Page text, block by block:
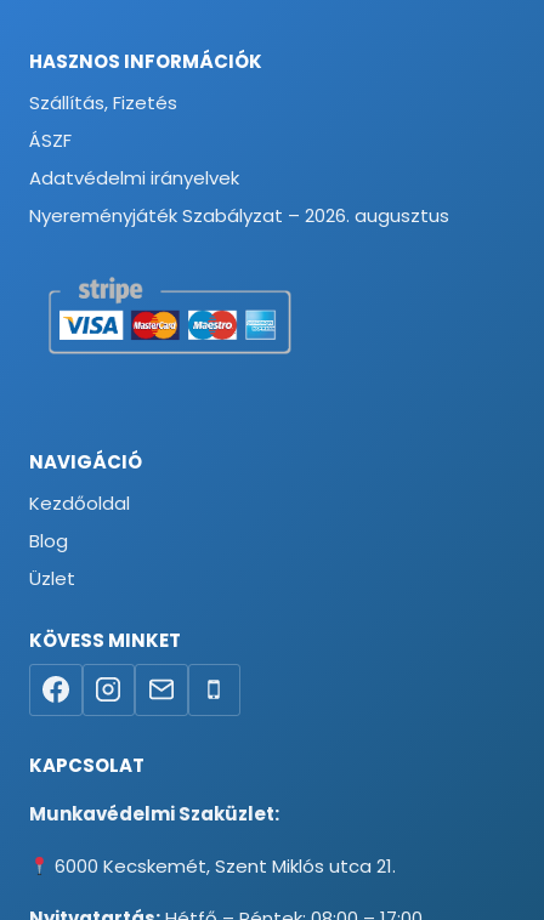
HASZNOS INFORMÁCIÓK
Szállítás, Fizetés
ÁSZF
Adatvédelmi irányelvek
Nyereményjáték Szabályzat – 2026. augusztus
NAVIGÁCIÓ
Kezdőoldal
Blog
Üzlet
KÖVESS MINKET
KAPCSOLAT
Munkavédelmi Szaküzlet:
6000 Kecskemét, Szent Miklós utca 21.